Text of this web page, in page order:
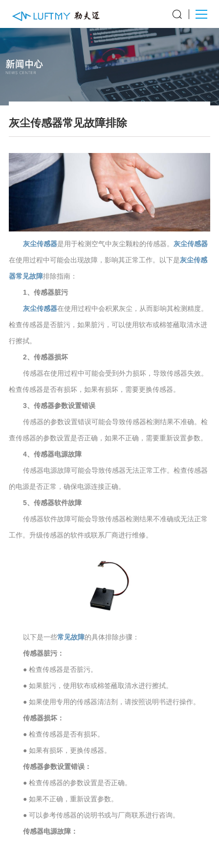
灰尘传感器常见故障排除
灰尘传感器是用于检测空气中灰尘颗粒的传感器。 灰尘传感器
在使用过程中可能会出现故障，影响其正常工作。以下是灰尘传感
器常见故障排除指南：
1、传感器脏污
灰尘传感器在使用过程中会积累灰尘，从而影响其检测精度。
检查传感器是否脏污，如果脏污，可以使用软布或棉签蘸取清水进
行擦拭。
2、传感器损坏
传感器在使用过程中可能会受到外力损坏，导致传感器失效。
检查传感器是否有损坏，如果有损坏，需要更换传感器。
3、传感器参数设置错误
传感器的参数设置错误可能会导致传感器检测结果不准确。检
查传感器的参数设置是否正确，如果不正确，需要重新设置参数。
4、传感器电源故障
传感器电源故障可能会导致传感器无法正常工作。检查传感器
的电源是否正常，确保电源连接正确。
5、传感器软件故障
传感器软件故障可能会导致传感器检测结果不准确或无法正常
工作。升级传感器的软件或联系厂商进行维修。
以下是一些常见故障的具体排除步骤：
传感器脏污：
● 检查传感器是否脏污。
● 如果脏污，使用软布或棉签蘸取清水进行擦拭。
● 如果使用专用的传感器清洁剂，请按照说明书进行操作。
传感器损坏：
● 检查传感器是否有损坏。
● 如果有损坏，更换传感器。
传感器参数设置错误：
● 检查传感器的参数设置是否正确。
● 如果不正确，重新设置参数。
● 可以参考传感器的说明书或与厂商联系进行咨询。
传感器电源故障：